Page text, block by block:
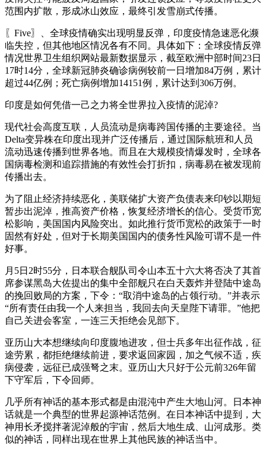
范围内扩散，形成冰山效应，最终引发雪崩式传播。
〖Five〗、全球疫情确实出现明显反弹，印度疫情急速恶化濒
临失控，但其他地区情况各有不同。具体如下：全球疫情反弹
情况世界卫生组织网站最新数据显示，截至欧洲中部时间23日
17时14分，全球新冠肺炎确诊病例较前一日增加84万例，累计
超过44亿例；死亡病例增加14151例，累计达到306万例。
印度是如何凭借一己之力将全世界拉入疫情的泥淖?
现代社会高度互联，人员流动是病毒跨国传播的主要途径。当
Delta变异株在印度出现并广泛传播后，通过国际航班和人员
流动迅速传播到世界各地。而且在大规模疫情爆发时，全球各
国病毒检测和追踪措施的有效性会打折扣，病毒易在被发现前
传播出去。
为了阻止经济持续恶化，美联储扩大资产负债表来印钞以期短
暂步出泥淖，推高资产价格，恢复经济增长的信心。受货币宽
松影响，美国国内风险突出。如此推行货币宽松的政策于一时
固然有好处，但对于长期美国国内的债务性风险可谓不是一件
好事。
月5日2时55分，日本联合舰队司令山本五十六大将否决了其首
席参谋黑岛大佐提出的集中全部舰只在白天轰炸并登陆中途岛
的挽回败局的方案，下令：“取消中途岛的占领行动。”并表示
“所有责任由我一个人来担当，我回去向天皇陛下请罪。”他把
自己关进会客室，一连三天拒绝会见部下。
亚历山大本想继续向印度腹地进攻，但士兵多年出征作战，征
途劳累，都拒绝继续前进，要求返回家园，加之气候不适，疾
病侵袭，远征已成强弩之末。亚历山大只好于公元前326年留
下守军后，下令回师。
几乎所有神话的基本形式都是由混沌中产生大地山河。日本神
话就是一个典型的世界起源神话范例。在日本神话中提到，大
神用长矛搅拌著泥淖般的宇宙，然后大地生成、山河成形。类
似的神话，同样出现在世界上其他民族的神话当中。